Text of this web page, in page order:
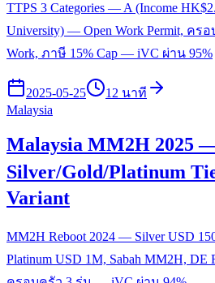
TTPS 3 Categories — A (Income
University) — Open Work Permit, ครอ
Work, ภาษี 15% Cap — iVC ผ่าน 95%
2025-05-25
12 นาที
Malaysia
Malaysia MM2H 2025
Silver/Gold/Platinum
Variant
MM2H Reboot 2024 — Silver USD
Platinum USD 1M, Sabah MM2H, DE